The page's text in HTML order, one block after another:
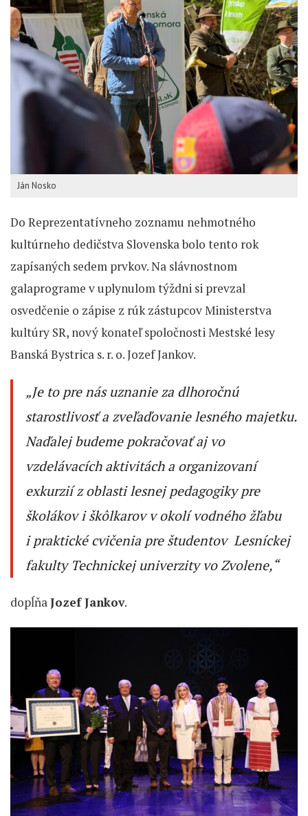
Ján Nosko
Do Reprezentatívneho zoznamu nehmotného
kultúrneho dedičstva Slovenska bolo tento rok
zapísaných sedem prvkov. Na slávnostnom
galaprograme v uplynulom týždni si prevzal
osvedčenie o zápise z rúk zástupcov Ministerstva
kultúry SR, nový konateľ spoločnosti Mestské lesy
Banská Bystrica s. r. o. Jozef Jankov.
„Je to pre nás uznanie za dlhoročnú
starostlivosť a zveľaďovanie lesného majetku.
Naďalej budeme pokračovať aj vo
vzdelávacích aktivitách a organizovaní
exkurzií z oblasti lesnej pedagogiky pre
školákov i škôlkarov v okolí vodného žľabu
i praktické cvičenia pre študentov Lesníckej
fakulty Technickej univerzity vo Zvolene,“
dopĺňa Jozef Jankov.